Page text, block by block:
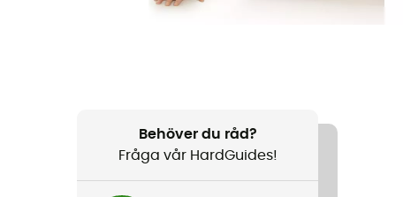
Behöver du råd?
Fråga vår HardGuides!